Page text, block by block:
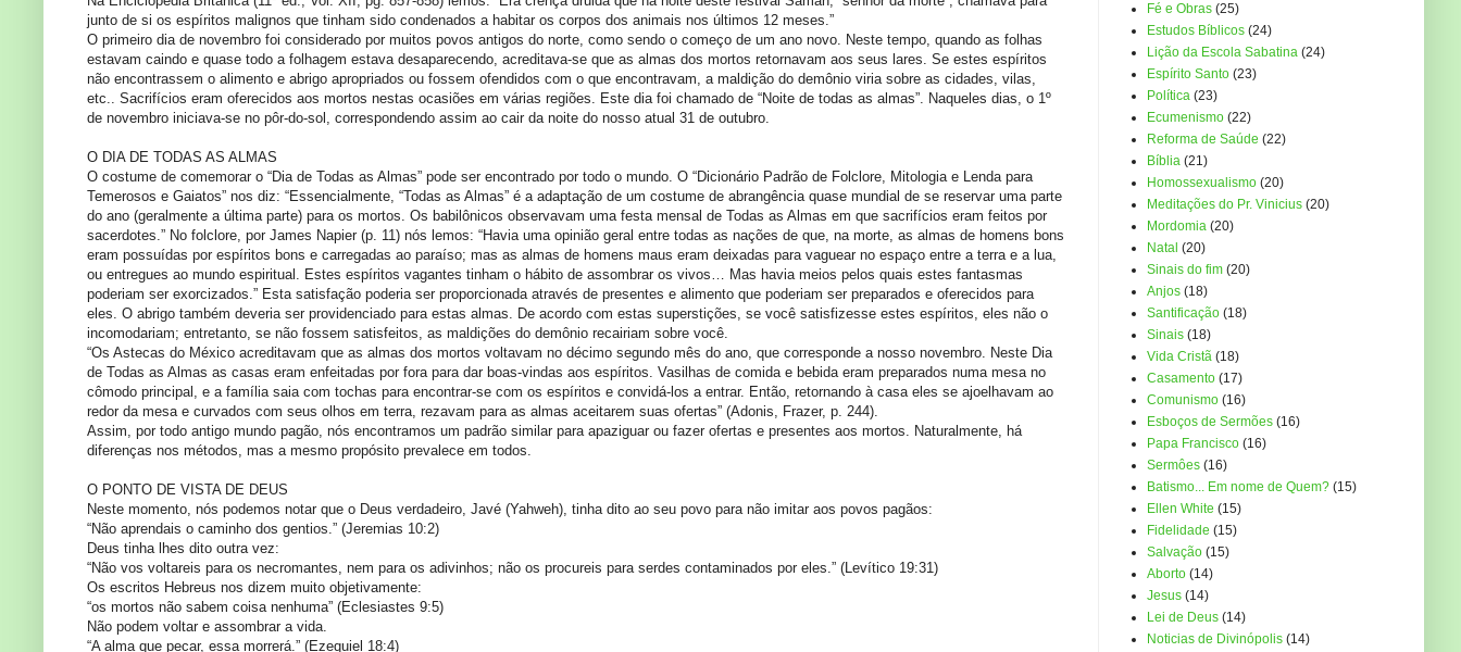
junto de si os espíritos malignos que tinham sido condenados a habitar os corpos dos animais nos últimos 12 meses.”
O primeiro dia de novembro foi considerado por muitos povos antigos do norte, como sendo o começo de um ano novo. Neste tempo, quando as folhas
estavam caindo e quase todo a folhagem estava desaparecendo, acreditava-se que as almas dos mortos retornavam aos seus lares. Se estes espíritos
não encontrassem o alimento e abrigo apropriados ou fossem ofendidos com o que encontravam, a maldição do demônio viria sobre as cidades, vilas,
etc.. Sacrifícios eram oferecidos aos mortos nestas ocasiões em várias regiões. Este dia foi chamado de “Noite de todas as almas”. Naqueles dias, o 1º
de novembro iniciava-se no pôr-do-sol, correspondendo assim ao cair da noite do nosso atual 31 de outubro.
O DIA DE TODAS AS ALMAS
O costume de comemorar o “Dia de Todas as Almas” pode ser encontrado por todo o mundo. O “Dicionário Padrão de Folclore, Mitologia e Lenda para
Temerosos e Gaiatos” nos diz: “Essencialmente, “Todas as Almas” é a adaptação de um costume de abrangência quase mundial de se reservar uma parte
do ano (geralmente a última parte) para os mortos. Os babilônicos observavam uma festa mensal de Todas as Almas em que sacrifícios eram feitos por
sacerdotes.” No folclore, por James Napier (p. 11) nós lemos: “Havia uma opinião geral entre todas as nações de que, na morte, as almas de homens bons
eram possuídas por espíritos bons e carregadas ao paraíso; mas as almas de homens maus eram deixadas para vaguear no espaço entre a terra e a lua,
ou entregues ao mundo espiritual. Estes espíritos vagantes tinham o hábito de assombrar os vivos… Mas havia meios pelos quais estes fantasmas
poderiam ser exorcizados.” Esta satisfação poderia ser proporcionada através de presentes e alimento que poderiam ser preparados e oferecidos para
eles. O abrigo também deveria ser providenciado para estas almas. De acordo com estas superstições, se você satisfizesse estes espíritos, eles não o
incomodariam; entretanto, se não fossem satisfeitos, as maldições do demônio recairiam sobre você.
“Os Astecas do México acreditavam que as almas dos mortos voltavam no décimo segundo mês do ano, que corresponde a nosso novembro. Neste Dia
de Todas as Almas as casas eram enfeitadas por fora para dar boas-vindas aos espíritos. Vasilhas de comida e bebida eram preparados numa mesa no
cômodo principal, e a família saia com tochas para encontrar-se com os espíritos e convidá-los a entrar. Então, retornando à casa eles se ajoelhavam ao
redor da mesa e curvados com seus olhos em terra, rezavam para as almas aceitarem suas ofertas” (Adonis, Frazer, p. 244).
Assim, por todo antigo mundo pagão, nós encontramos um padrão similar para apaziguar ou fazer ofertas e presentes aos mortos. Naturalmente, há
diferenças nos métodos, mas a mesmo propósito prevalece em todos.
O PONTO DE VISTA DE DEUS
Neste momento, nós podemos notar que o Deus verdadeiro, Javé (Yahweh), tinha dito ao seu povo para não imitar aos povos pagãos:
“Não aprendais o caminho dos gentios.” (Jeremias 10:2)
Deus tinha lhes dito outra vez:
“Não vos voltareis para os necromantes, nem para os adivinhos; não os procureis para serdes contaminados por eles.” (Levítico 19:31)
Os escritos Hebreus nos dizem muito objetivamente:
“os mortos não sabem coisa nenhuma” (Eclesiastes 9:5)
Não podem voltar e assombrar a vida.
“A alma que pecar, essa morrerá.” (Ezequiel 18:4)
Fé e Obras (25)
Estudos Bíblicos (24)
Lição da Escola Sabatina (24)
Espírito Santo (23)
Política (23)
Ecumenismo (22)
Reforma de Saúde (22)
Bíblia (21)
Homossexualismo (20)
Meditações do Pr. Vinicius (20)
Mordomia (20)
Natal (20)
Sinais do fim (20)
Anjos (18)
Santificação (18)
Sinais (18)
Vida Cristã (18)
Casamento (17)
Comunismo (16)
Esboços de Sermões (16)
Papa Francisco (16)
Sermôes (16)
Batismo... Em nome de Quem? (15)
Ellen White (15)
Fidelidade (15)
Salvação (15)
Aborto (14)
Jesus (14)
Lei de Deus (14)
Noticias de Divinópolis (14)